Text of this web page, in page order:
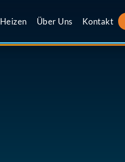
Heizen Über Uns Kontakt